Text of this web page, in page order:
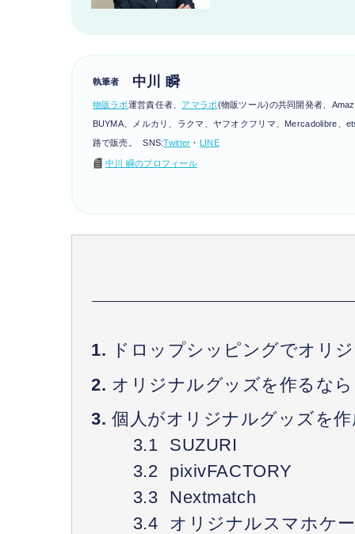
執筆者 中川 瞬
物販ラボ運営責任者、 アマラボ(物販ツール)の共同開発者、
BUYMA、メルカリ、ラクマ、ヤフオクフリマ、Mercadolibre、
路で販売。 SNS:Twitter ・ LINE
中川 瞬のプロフィール
ドロップシッピングでオリ
オリジナルグッズを作るなら
個人がオリジナルグッズを
SUZURI
pixivFACTORY
Nextmatch
オリジナルスマホケ